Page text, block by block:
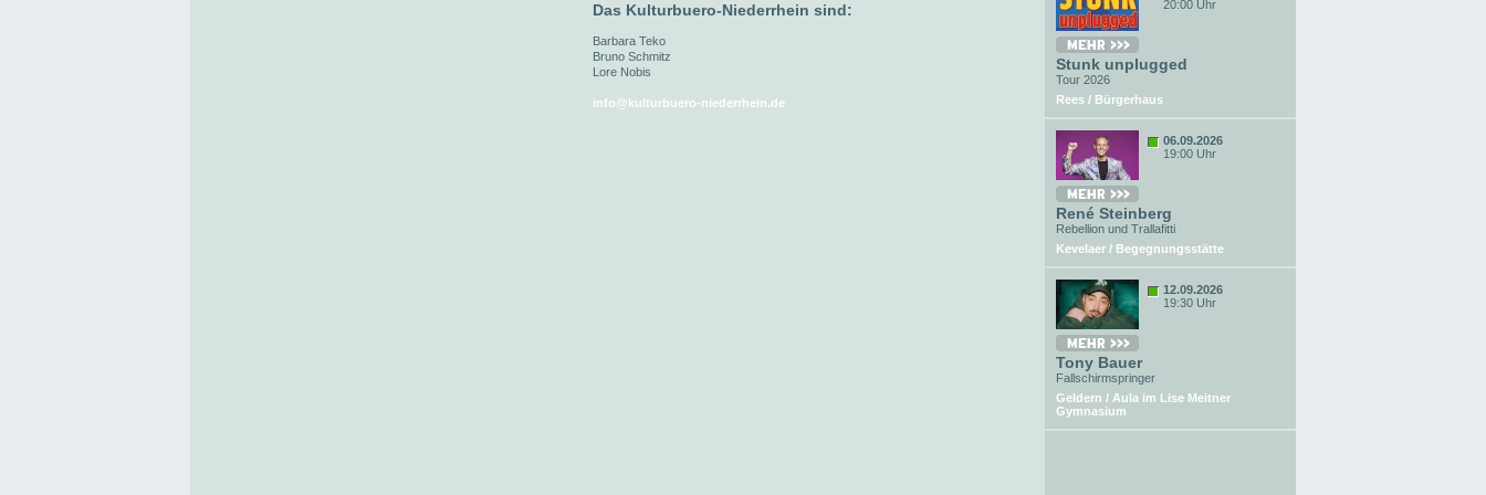
Das Kulturbuero-Niederrhein sind:
Barbara Teko
Bruno Schmitz
Lore Nobis
info@kulturbuero-niederrhein.de
20:00 Uhr
Stunk unplugged
Tour 2026
Rees / Bürgerhaus
06.09.2026
19:00 Uhr
René Steinberg
Rebellion und Trallafitti
Kevelaer / Begegnungsstätte
12.09.2026
19:30 Uhr
Tony Bauer
Fallschirmspringer
Geldern / Aula im Lise Meitner
Gymnasium